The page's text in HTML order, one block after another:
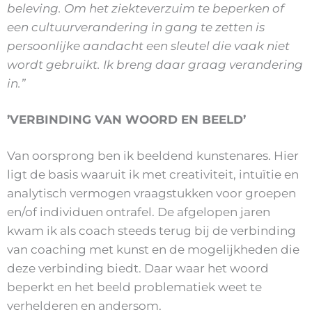
beleving. Om het ziekteverzuim te beperken of
een cultuurverandering in gang te zetten is
persoonlijke aandacht een sleutel die vaak niet
wordt gebruikt. Ik breng daar graag verandering
in.”
’VERBINDING VAN WOORD EN BEELD’
Van oorsprong ben ik beeldend kunstenares. Hier
ligt de basis waaruit ik met creativiteit, intuïtie en
analytisch vermogen vraagstukken voor groepen
en/of individuen ontrafel. De afgelopen jaren
kwam ik als coach steeds terug bij de verbinding
van coaching met kunst en de mogelijkheden die
deze verbinding biedt. Daar waar het woord
beperkt en het beeld problematiek weet te
verhelderen en andersom.